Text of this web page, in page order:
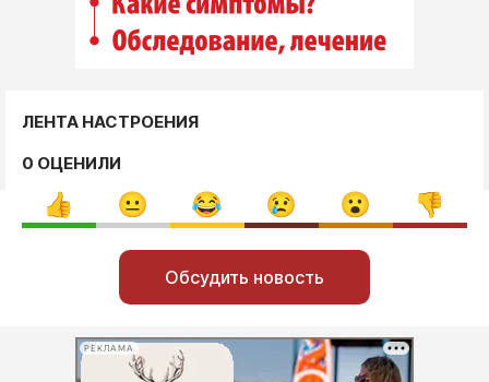
ЛЕНТА НАСТРОЕНИЯ
0 ОЦЕНИЛИ
Обсудить новость
РЕКЛАМА